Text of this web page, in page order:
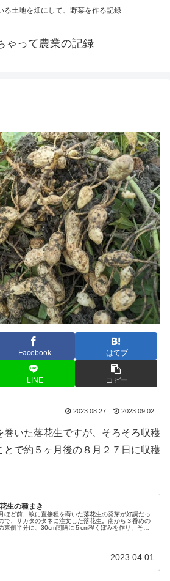
る土地を畑にして、野菜を作る記録
ゃって農業の記録
Facebook はてブ
LINE コピー
2023.08.27 2023.09.02
巻いた落花生ですが、そろそろ収穫
とで約５ヶ月後の８月２７日に収穫
生の種まき
ほど前、畝に直接種を蒔いた落花生の発芽が好調だっ
で、サカタのタネに注文した落花生。南から３番めの
東側半分に、30cm間隔に５cm程くぼみを作り、そこ
2023.04.01